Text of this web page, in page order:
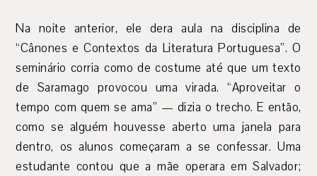
Na noite anterior, ele dera aula na disciplina de
“Cânones e Contextos da Literatura Portuguesa”. O
seminário corria como de costume até que um texto
de Saramago provocou uma virada. “Aproveitar o
tempo com quem se ama” — dizia o trecho. E então,
como se alguém houvesse aberto uma janela para
dentro, os alunos começaram a se confessar. Uma
estudante contou que a mãe operara em Salvador;